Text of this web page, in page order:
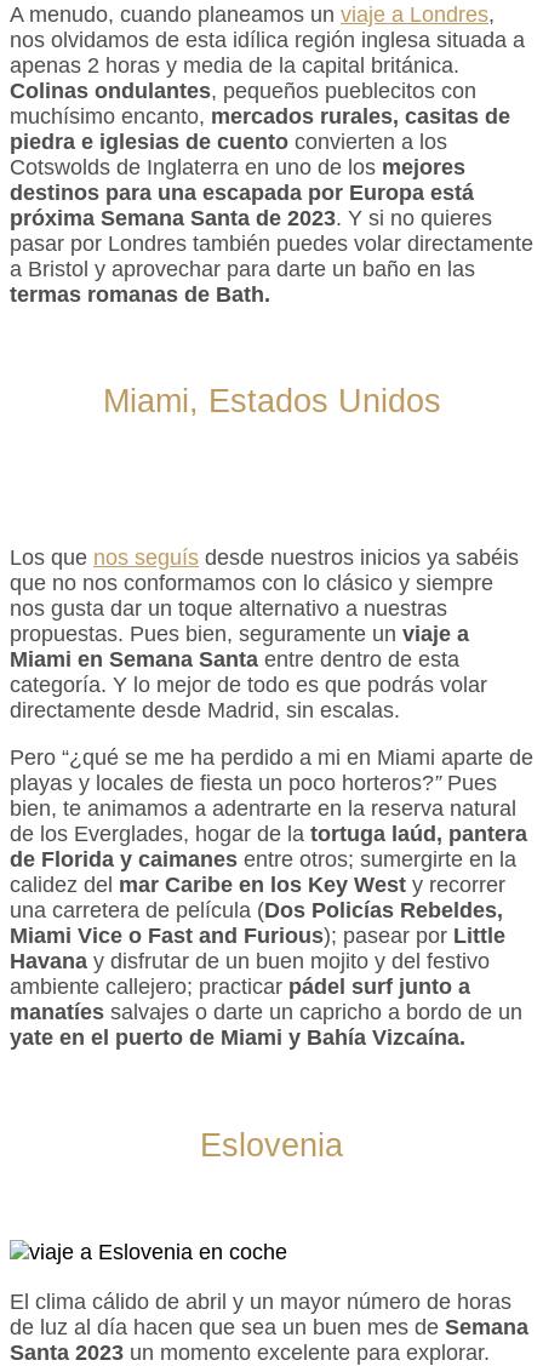
A menudo, cuando planeamos un viaje a Londres,
nos olvidamos de esta idílica región inglesa situada a
apenas 2 horas y media de la capital británica.
Colinas ondulantes, pequeños pueblecitos con
muchísimo encanto, mercados rurales, casitas de
piedra e iglesias de cuento convierten a los
Cotswolds de Inglaterra en uno de los mejores
destinos para una escapada por Europa está
próxima Semana Santa de 2023. Y si no quieres
pasar por Londres también puedes volar directamente
a Bristol y aprovechar para darte un baño en las
termas romanas de Bath.
Miami, Estados Unidos
Los que nos seguís desde nuestros inicios ya sabéis
que no nos conformamos con lo clásico y siempre
nos gusta dar un toque alternativo a nuestras
propuestas. Pues bien, seguramente un viaje a
Miami en Semana Santa entre dentro de esta
categoría. Y lo mejor de todo es que podrás volar
directamente desde Madrid, sin escalas.
Pero “¿qué se me ha perdido a mi en Miami aparte de
playas y locales de fiesta un poco horteros?” Pues
bien, te animamos a adentrarte en la reserva natural
de los Everglades, hogar de la tortuga laúd, pantera
de Florida y caimanes entre otros; sumergirte en la
calidez del mar Caribe en los Key West y recorrer
una carretera de película (Dos Policías Rebeldes,
Miami Vice o Fast and Furious); pasear por Little
Havana y disfrutar de un buen mojito y del festivo
ambiente callejero; practicar pádel surf junto a
manatíes salvajes o darte un capricho a bordo de un
yate en el puerto de Miami y Bahía Vizcaína.
Eslovenia
El clima cálido de abril y un mayor número de horas
de luz al día hacen que sea un buen mes de Semana
Santa 2023 un momento excelente para explorar.